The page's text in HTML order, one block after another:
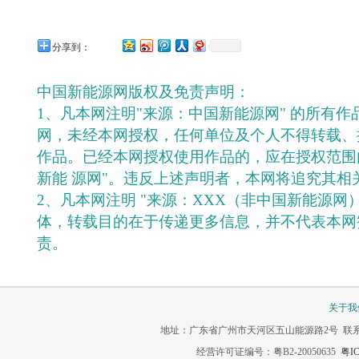
分享到：
中国新能源网版权及免责声明：
1、凡本网注明"来源：中国新能源网" 的所有作
网，未经本网授权，任何单位及个人不得转载
作品。已经本网授权使用作品的，应在授权范
新能 源网"。违反上述声明者，本网将追究其相
2、凡本网注明 "来源：XXX（非中国新能源网
体，转载目的在于传递更多信息，并不代表本
责。
关于
地址：广东省广州市天河区五山能源路2号 联
经营许可证编号：粤B2-20050635 粤